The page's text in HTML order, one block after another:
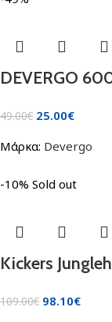
DEVERGO
49.00€ 25.00€
Μάρκα: Devergo
-10% Sold out
Kickers
109.00€ 98.10€